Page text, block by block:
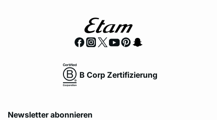
B Corp Zertifizierung
Newsletter abonnieren